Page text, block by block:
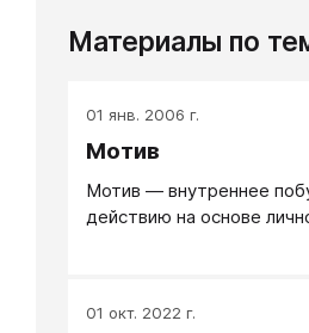
Материалы по
01 янв. 2006 г.
Мотив
Мотив — внутреннее
действию на основе
01 окт. 2022 г.